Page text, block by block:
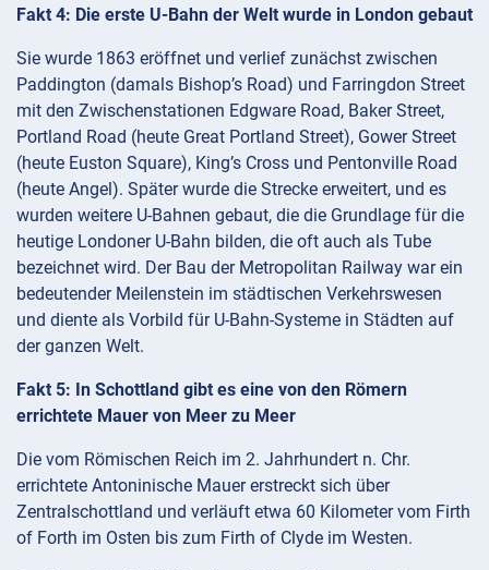
Fakt 4: Die erste U-Bahn der Welt wurde in London gebaut
Sie wurde 1863 eröffnet und verlief zunächst zwischen
Paddington (damals Bishop’s Road) und Farringdon Street
mit den Zwischenstationen Edgware Road, Baker Street,
Portland Road (heute Great Portland Street), Gower Street
(heute Euston Square), King’s Cross und Pentonville Road
(heute Angel). Später wurde die Strecke erweitert, und es
wurden weitere U-Bahnen gebaut, die die Grundlage für die
heutige Londoner U-Bahn bilden, die oft auch als Tube
bezeichnet wird. Der Bau der Metropolitan Railway war ein
bedeutender Meilenstein im städtischen Verkehrswesen
und diente als Vorbild für U-Bahn-Systeme in Städten auf
der ganzen Welt.
Fakt 5: In Schottland gibt es eine von den Römern
errichtete Mauer von Meer zu Meer
Die vom Römischen Reich im 2. Jahrhundert n. Chr.
errichtete Antoninische Mauer erstreckt sich über
Zentralschottland und verläuft etwa 60 Kilometer vom Firth
of Forth im Osten bis zum Firth of Clyde im Westen.